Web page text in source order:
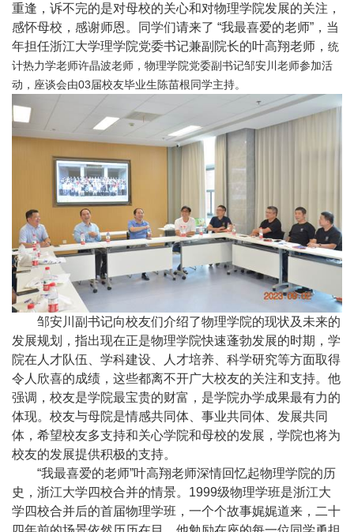
重逢，诉不完的是对母校的关心和对物理学院发展的关注，
感怀母校，感谢师恩。同学们请来了 “我最喜爱的老师”，当
年担任浙江大学理学院党委书记兼副院长的叶高翔老师， 统
计热力学老师许晶波老师，物理学院党委副书记邹安川老师参加活
动，座谈会由03届校友毕业生陈苗根同学主持。
邹安川副书记向校友们介绍了物理学院的现状及未来的
发展规划，指出现在正是物理学院快速蓬勃发展的时期，学
院在人才队伍、学科建设、人才培养、科学研究等方面取得
令人欣喜的成绩，这些都离不开广大校友的关注和支持。他
强调，校友是学院最宝贵的财富，是学院办学成果最有力的
体现。校友与母院是情感共同体、事业共同体、发展共同
体，希望校友多支持和关心学院和母校的发展，学院也将为
校友的发展提供积极的支持。
“我最喜爱的老师”叶高翔老师深情回忆起物理学院的历
史 ，浙江大学四校合并的情景。 1999级物理学班是浙江大
学四校合并后的首届物理学班，一个个故事娓娓道来，二十